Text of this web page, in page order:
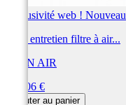
Exclusivité web ! Nouveau
Pack entretien filtre à air...
TWIN AIR
244,06 €
Ajouter au panier